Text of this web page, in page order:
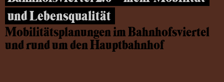
und Lebensqualität
Mobilitätsplanungen im Bahnhofsviertel
und rund um den Hauptbahnhof